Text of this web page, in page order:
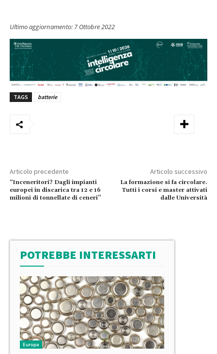
Ultimo aggiornamento: 7 Ottobre 2022
TAGS batterie
Articolo precedente
“Inceneritori? Dagli impianti
europei in discarica tra 12 e 16
milioni di tonnellate di ceneri”
Articolo successivo
La formazione si fa circolare.
Tutti i corsi e master attivati
dalle Università
POTREBBE INTERESSARTI
Europa